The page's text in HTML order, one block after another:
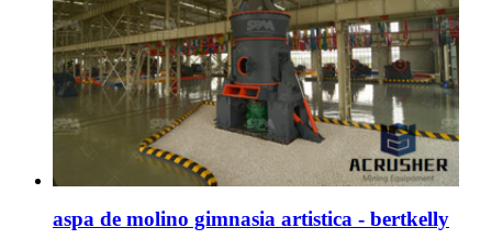
aspa de molino gimnasia artistica - bertkelly